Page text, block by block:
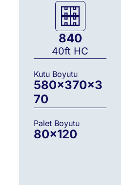
840
40ft HC
Kutu Boyutu
580×370×3
70
Palet Boyutu
80×120